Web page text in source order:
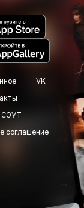
VK
СОУТ
соглашение